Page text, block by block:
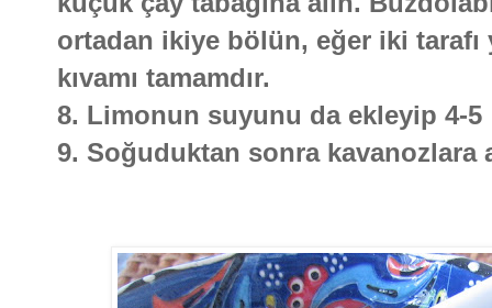
ortadan ikiye bölün, eğer iki
kıvamı tamamdır.
8. Limonun suyunu da ekleyip 4-
9. Soğuduktan sonra kavanozlara